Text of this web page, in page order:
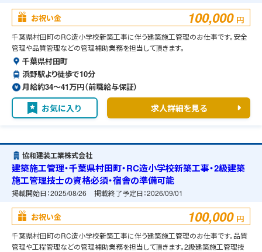
お祝い金 100,000 円
千葉県村田町のRC造小学校新築工事に伴う建築施工管理のお仕事です。安全
管理や品質管理などの管理補助業務を担当して頂きます。
千葉県村田町
浜野駅より徒歩で10分
月給約34〜41万円（前職給与保証）
お気に入り 求人詳細を見る
協和建装工業株式会社
建築施工管理・千葉県村田町・RC造小学校新築工事・2級建築
施工管理技士の資格必須・宿舎の準備可能
掲載開始日：2025/08/26 掲載終了予定日：2026/09/01
お祝い金 100,000 円
千葉県村田町のRC造小学校新築工事に伴う建築施工管理のお仕事です。品質
管理や工程管理などの管理補助業務を担当して頂きます。2級建築施工管理技